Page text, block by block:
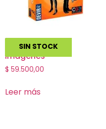
SIN STOCK
Codigo Secreto
Imagenes
$ 59.500,00
Leer más